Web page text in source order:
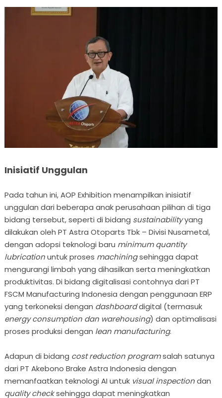
Inisiatif Unggulan
Pada tahun ini, AOP Exhibition menampilkan inisiatif
unggulan dari beberapa anak perusahaan pilihan di tiga
bidang tersebut, seperti di bidang sustainabilityyang
dilakukan oleh PT Astra Otoparts Tbk – Divisi Nusametal,
dengan adopsi teknologi baru minimum quantity
lubricationuntuk proses machiningsehingga dapat
mengurangi limbah yang dihasilkan serta meningkatkan
produktivitas. Di bidang digitalisasi contohnya dari PT
FSCM Manufacturing Indonesia dengan penggunaan ERP
yang terkoneksi dengan dashboarddigital (termasuk
energy consumption dan warehousing) dan optimalisasi
proses produksi dengan lean manufacturing.
Adapun di bidang cost reduction programsalah satunya
dari PT Akebono Brake Astra Indonesia dengan
memanfaatkan teknologi AI untuk visual inspectiondan
quality checksehingga dapat meningkatkan